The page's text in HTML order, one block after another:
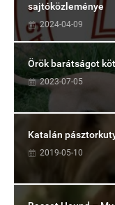
sajtóközleménye
2024-04-09
Örök barátságot
2023-07-05
Katalán
2019-05-10